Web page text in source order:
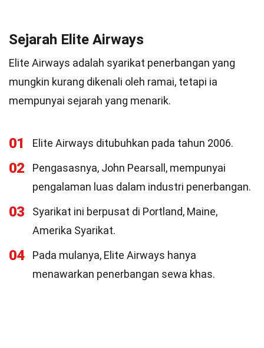
Sejarah Elite Airways
Elite Airways adalah syarikat penerbangan yang
mungkin kurang dikenali oleh ramai, tetapi ia
mempunyai sejarah yang menarik.
01 Elite Airways ditubuhkan pada tahun 2006.
02
Pengasasnya, John Pearsall, mempunyai
pengalaman luas dalam industri penerbangan.
03
Syarikat ini berpusat di Portland, Maine,
Amerika Syarikat.
04
Pada mulanya, Elite Airways hanya
menawarkan penerbangan sewa khas.